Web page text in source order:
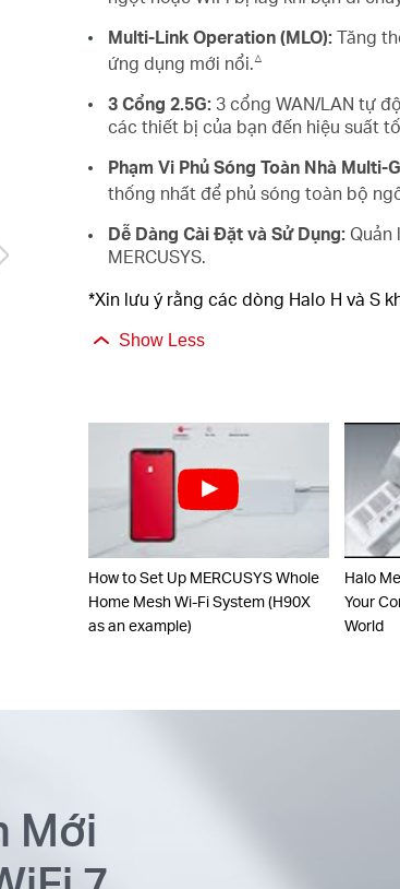
Multi-Link Operation (MLO): Tăng
ứng dụng mới nổi.△
3 Cổng 2.5G: 3 cổng WAN/LAN tự
các thiết bị của bạn đến hiệu suất
Phạm Vi Phủ Sóng Toàn Nhà Multi-
thống nhất để phủ sóng toàn bộ
Dễ Dàng Cài Đặt và Sử Dụng: Quản
MERCUSYS.
*Xin lưu ý rằng các dòng Halo H và S
Show Less
How to Set Up MERCUSYS Whole
Home Mesh Wi-Fi System (H90X
as an example)
Halo
Your
World
Mới